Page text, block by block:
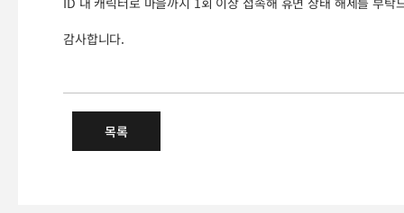
감사합니다.
목록